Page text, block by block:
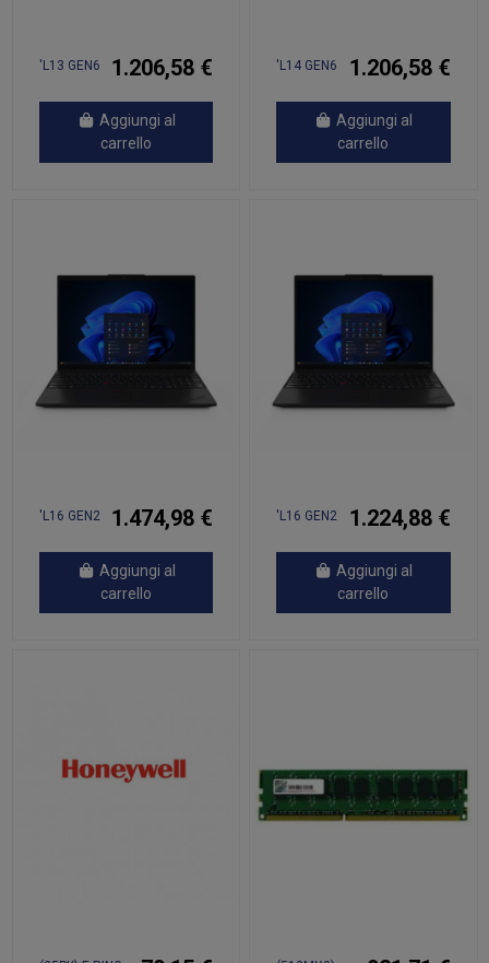
'L13 GEN6 1.206,58 €
Aggiungi al
carrello
'L14 GEN6 1.206,58 €
Aggiungi al
carrello
'L16 GEN2 1.474,98 €
Aggiungi al
carrello
'L16 GEN2 1.224,88 €
Aggiungi al
carrello